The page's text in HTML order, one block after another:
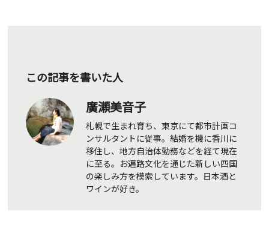
この記事を書いた人
廣瀬美音子
札幌で生まれ育ち、東京にて都市計画コ
ンサルタントに従事。結婚を機に香川に
移住し、地方自治体勤務などを経て現在
に至る。お遍路文化を通じた新しい四国
の楽しみ方を模索しています。日本酒と
ワインが好き。